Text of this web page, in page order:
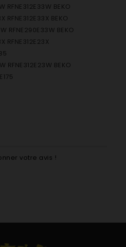
RFNE312E33W BEKO
RFNE312E33X BEKO
RFNE290E33W BEKO
RFNE312E23X
RFNE312E23W BEKO
votre avis !